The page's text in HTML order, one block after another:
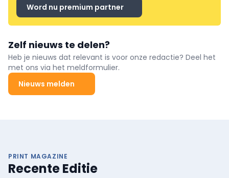
Word nu premium partner
Zelf nieuws te delen?
Heb je nieuws dat relevant is voor onze redactie? Deel het
met ons via het meldformulier.
Nieuws melden
PRINT MAGAZINE
Recente Editie